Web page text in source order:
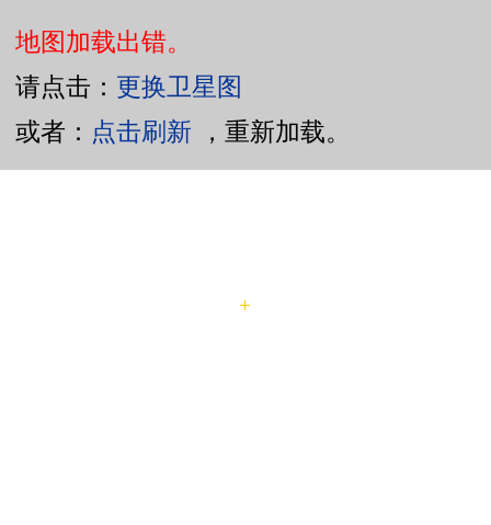
地图加载出错。
请点击： 更换卫星图
或者： 点击刷新 ，重新加载。